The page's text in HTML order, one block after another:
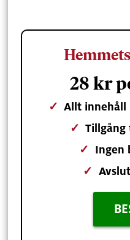
28 kr
✓ Allt innehåll
✓
✓ Ingen
✓